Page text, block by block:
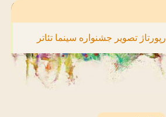
رپورتاژ تصویر جشنواره سینما تئاتر